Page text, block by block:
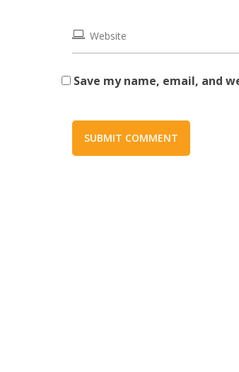
Save my name, email, and
SUBMIT COMMENT